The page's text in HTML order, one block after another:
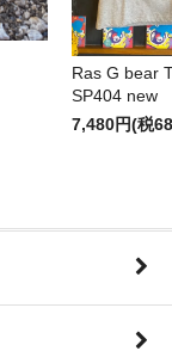
Ras G bear
SP404 new
7,480円(税